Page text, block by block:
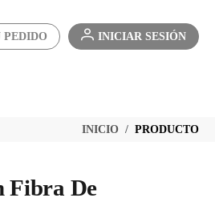
PEDIDO INICIAR SESIÓN
INICIO PRODUCTO
Fibra De